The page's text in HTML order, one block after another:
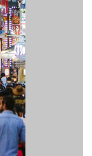
sont valables A VIE
par contact acheté !
Géographique.
par le client nous
votre achat.
à 0.85 euro ttc
au 04 91 50 49 18.